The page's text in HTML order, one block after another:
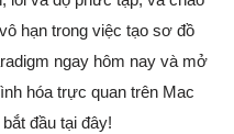
hạn trong việc tạo sơ đồ
ngay hôm nay và mở
hóa trực quan trên Mac
đầu tại đây!